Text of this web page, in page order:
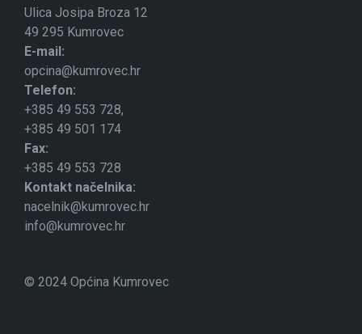
Ulica Josipa Broza 12
49 295 Kumrovec
E-mail:
opcina@kumrovec.hr
Telefon:
+385 49 553 728,
+385 49 501 174
Fax:
+385 49 553 728
Kontakt načelnika:
nacelnik@kumrovec.hr
info@kumrovec.hr
© 2024 Općina Kumrovec